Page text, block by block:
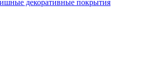
декоративные покрытия